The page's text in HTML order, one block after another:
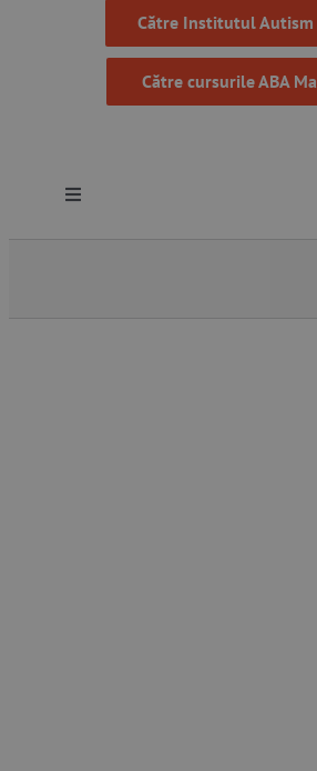
Către Institutul Autism
Către cursurile ABA
Toggle